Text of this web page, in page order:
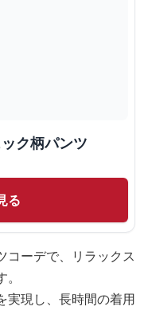
ク柄パンツ
る
コーデで、リラックス
実現し、長時間の着用